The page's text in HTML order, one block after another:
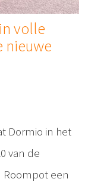
volle
nieuwe
Dormio in het
van de
Roompot een